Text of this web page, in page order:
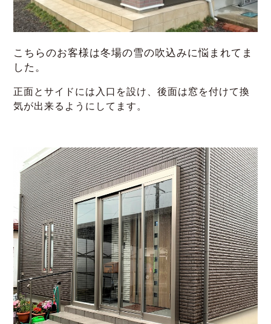
こちらのお客様は冬場の雪の吹込みに悩まれてま
した。
正面とサイドには入口を設け、後面は窓を付けて換
気が出来るようにしてます。